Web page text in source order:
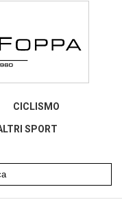
CICLISMO
SPORT